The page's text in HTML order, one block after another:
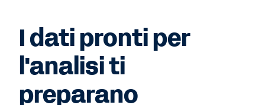
I dati pronti per
l'analisi ti
preparano